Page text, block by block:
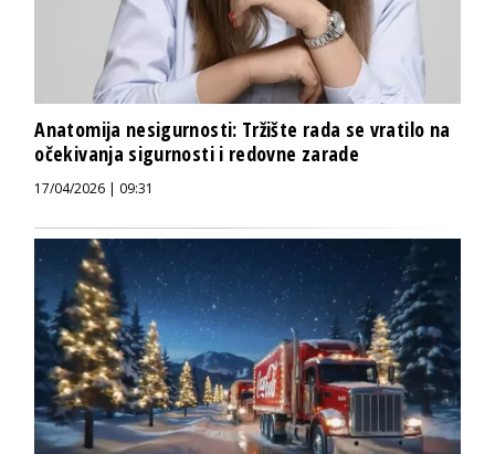
Anatomija nesigurnosti: Tržište rada se vratilo na
očekivanja sigurnosti i redovne zarade
17/04/2026 | 09:31